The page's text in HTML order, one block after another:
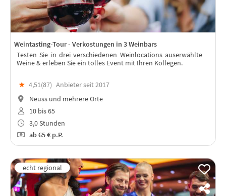
Weintasting-Tour - Verkostungen in 3 Weinbars
Testen Sie in drei verschiedenen Weinlocations auserwählte
Weine & erleben Sie ein tolles Event mit Ihren Kollegen.
★ 4,51(87) Anbieter seit 2017
Neuss und mehrere Orte
10 bis 65
3,0 Stunden
ab65 € p.P.